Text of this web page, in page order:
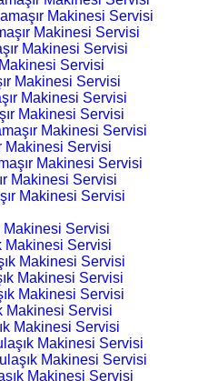
Makinesi Servisi
Makinesi Servisi
Makinesi Servisi
Servisi
Makinesi Servisi
Makinesi Servisi
Makinesi Servisi
Makinesi Servisi
Makinesi Servisi
Makinesi Servisi
Makinesi Servisi
Makinesi Servisi
Makinesi Servisi
Makinesi Servisi
Makinesi Servisi
Makinesi Servisi
Makinesi Servisi
Makinesi Servisi
Makinesi Servisi
Makinesi Servisi
Makinesi Servisi
Makinesi Servisi